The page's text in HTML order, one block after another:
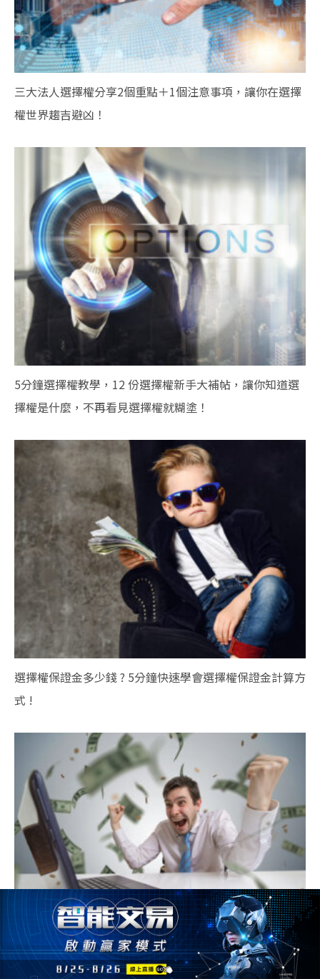
三大法人選擇權分享2個重點＋1個注意事項，讓你在選擇
權世界趨吉避凶！
5分鐘選擇權教學，12 份選擇權新手大補帖，讓你知道選
擇權是什麼，不再看見選擇權就糊塗！
選擇權保證金多少錢 ? 5分鐘快速學會選擇權保證金計算方
式 !
把台指選擇權買方當樂透玩 ? 1招贏家不願透漏的選擇權交